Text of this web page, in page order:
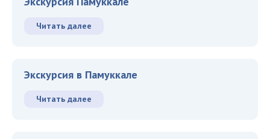
Читать далее
Экскурсия в Памуккале
Читать далее